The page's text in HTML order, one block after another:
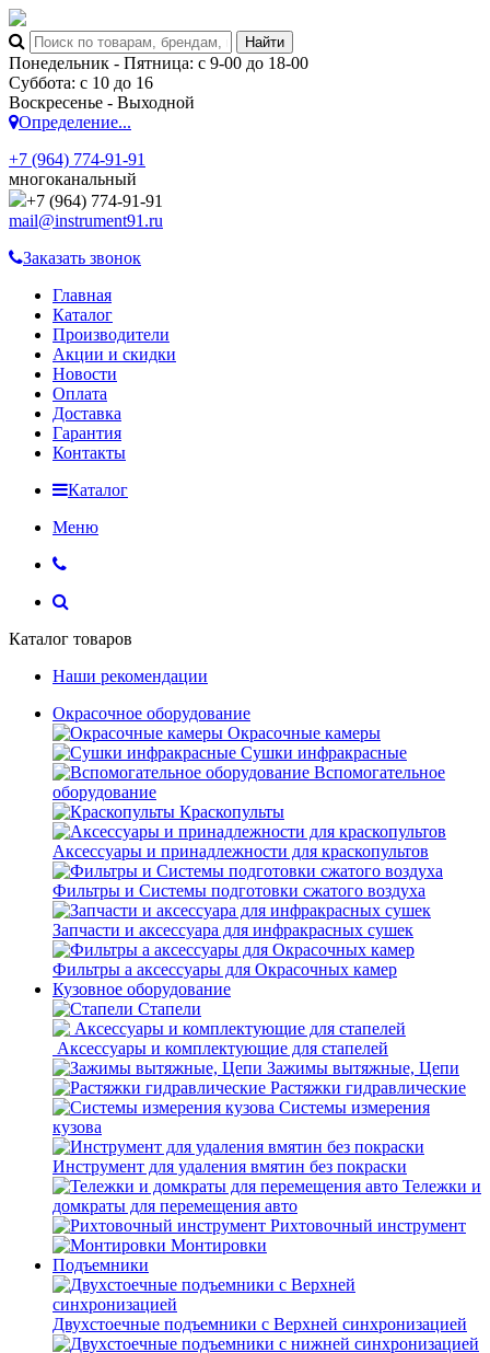
Понедельник - Пятница: с 9-00 до 18-00
Суббота: с 10 до 16
Воскресенье - Выходной
Определение...
+7 (964) 774-91-91
многоканальный
+7 (964) 774-91-91
mail@instrument91.ru
Заказать звонок
Главная
Каталог
Производители
Акции и скидки
Новости
Оплата
Доставка
Гарантия
Контакты
Каталог
Меню
Каталог товаров
Наши рекомендации
Окрасочное оборудование
Окрасочные камеры
Сушки инфракрасные
Вспомогательное
оборудование
Краскопульты
Аксессуары и принадлежности для краскопультов
Фильтры и Системы подготовки сжатого воздуха
Запчасти и аксессуара для инфракрасных сушек
Фильтры а аксессуары для Окрасочных камер
Кузовное оборудование
Стапели
Аксессуары и комплектующие для стапелей
Зажимы вытяжные, Цепи
Растяжки гидравлические
Системы измерения
кузова
Инструмент для удаления вмятин без покраски
Тележки и
домкраты для перемещения авто
Рихтовочный инструмент
Монтировки
Подъемники
Двухстоечные подъемники с Верхней синхронизацией